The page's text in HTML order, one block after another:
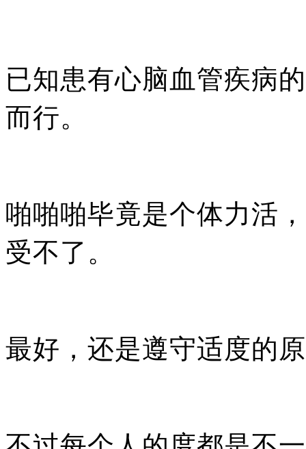
已知患有心脑血管疾病
而行。
啪啪啪毕竟是个体力活
受不了。
最好，还是遵守适度的